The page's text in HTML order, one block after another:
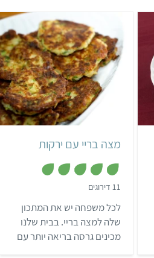
קל 30 דקות
יהודי
מצה בריי עם ירקות
11 דירוגים
מ
ת
ו
ך
5
לכל משפחה יש את המתכון
שלה למצה בריי. בבית שלנו
מכינים גרסה בריאה יותר עם